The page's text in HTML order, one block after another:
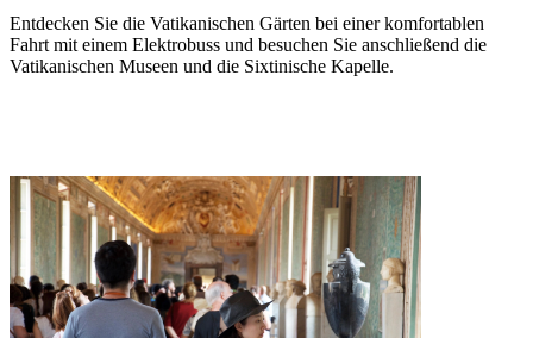
Entdecken Sie die Vatikanischen Gärten bei einer komfortablen
Fahrt mit einem Elektrobuss und besuchen Sie anschließend die
Vatikanischen Museen und die Sixtinische Kapelle.